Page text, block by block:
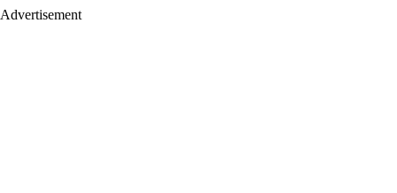
Advertisement